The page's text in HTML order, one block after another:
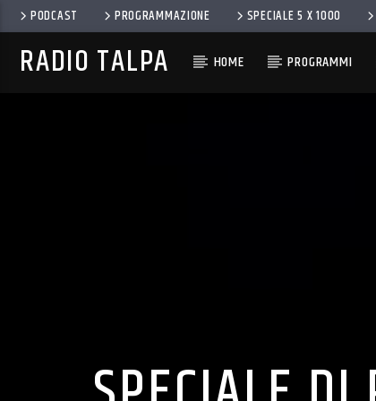
PODCAST PROGRAMMAZIONE SPECIALE 5 X 1000
RADIO TALPA HOME PROGRAMMI